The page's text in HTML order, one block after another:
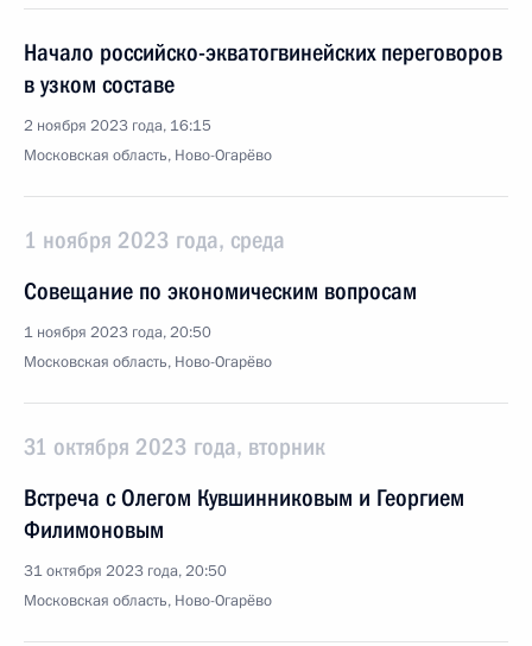
Начало российско-экватогвинейских переговоров
в узком составе
2 ноября 2023 года, 16:15
Московская область, Ново-Огарёво
1 ноября 2023 года, среда
Совещание по экономическим вопросам
1 ноября 2023 года, 20:50
Московская область, Ново-Огарёво
31 октября 2023 года, вторник
Встреча с Олегом Кувшинниковым и Георгием
Филимоновым
31 октября 2023 года, 20:50
Московская область, Ново-Огарёво